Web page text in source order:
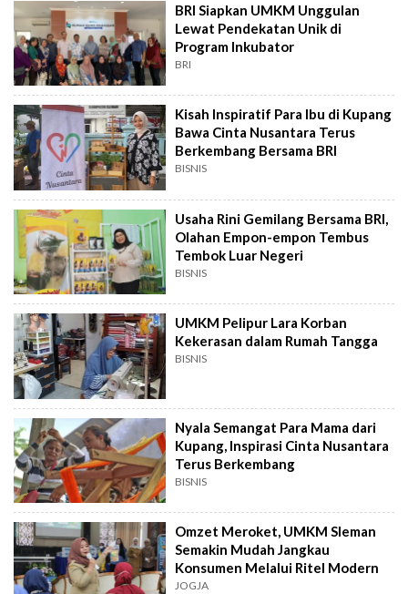
BRI Siapkan UMKM Unggulan
Lewat Pendekatan Unik di
Program Inkubator
BRI
Kisah Inspiratif Para Ibu di Kupang
Bawa Cinta Nusantara Terus
Berkembang Bersama BRI
BISNIS
Usaha Rini Gemilang Bersama BRI,
Olahan Empon-empon Tembus
Tembok Luar Negeri
BISNIS
UMKM Pelipur Lara Korban
Kekerasan dalam Rumah Tangga
BISNIS
Nyala Semangat Para Mama dari
Kupang, Inspirasi Cinta Nusantara
Terus Berkembang
BISNIS
Omzet Meroket, UMKM Sleman
Semakin Mudah Jangkau
Konsumen Melalui Ritel Modern
JOGJA